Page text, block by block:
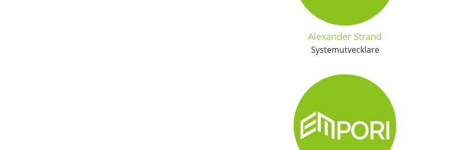
Alexander Strand
Systemutvecklare